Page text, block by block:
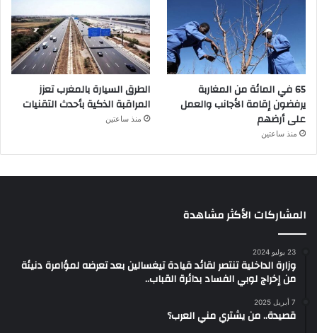
65 في المائة من المغاربة
يرفضون إقامة الأجانب والعمل
على أرضهم
منذ ساعتين
الطرق السيارة بالمغرب تعزز
المراقبة الذكية بأحدث التقنيات
منذ ساعتين
المشاركات الأكثر مشاهدة
23 يوليو 2024
وزارة الداخلية تنتصر لقائد قيادة تيغسالين بعد تعرضه لمؤامرة دنيئة
من إخراج لوبي الفساد بدائرة القباب..
7 أبريل 2025
قصيدة.. من يشتري مني العرب؟